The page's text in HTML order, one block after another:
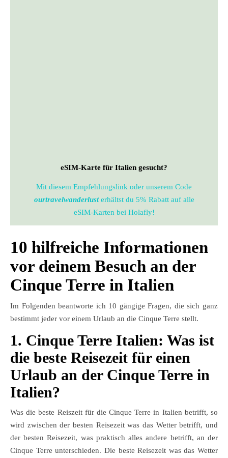
eSIM-Karte für Italien gesucht?
Mit diesem Empfehlungslink oder unserem Code
ourtravelwanderlusterhältst du 5% Rabatt auf alle
eSIM-Karten bei Holafly!
10 hilfreiche Informationen
vor deinem Besuch an der
Cinque Terre in Italien
Im Folgenden beantworte ich 10 gängige Fragen, die sich ganz
bestimmt jeder vor einem Urlaub an die Cinque Terre stellt.
1. Cinque Terre Italien: Was ist
die beste Reisezeit für einen
Urlaub an der Cinque Terre in
Italien?
Was die beste Reiszeit für die Cinque Terre in Italien betrifft, so
wird zwischen der besten Reisezeit was das Wetter betrifft, und
der besten Reisezeit, was praktisch alles andere betrifft, an der
Cinque Terre unterschieden. Die beste Reisezeit was das Wetter